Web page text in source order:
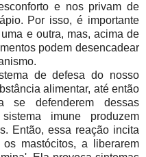
e nos privam de
Por isso, é importante
e outra, mas, acima de
podem desencadear
de defesa do nosso
alimentar, até então
se defenderem dessas
imune produzem
Então, essa reação incita
mastócitos, a liberarem